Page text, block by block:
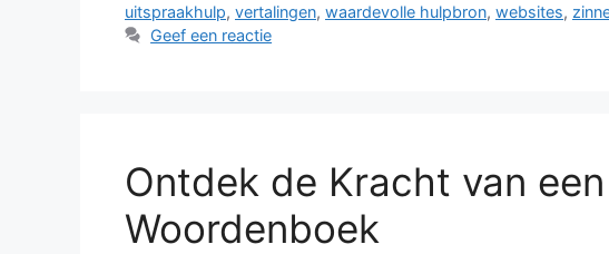
uitspraakhulp, vertalingen, waardevolle hulpbron, websites,
Geef een reactie
Ontdek de Kracht van
Woordenboek